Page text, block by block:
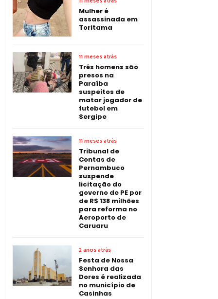
Mulher é
assassinada em
Toritama
11 meses atrás
Três homens são
presos na
Paraíba
suspeitos de
matar jogador de
futebol em
Sergipe
11 meses atrás
Tribunal de
Contas de
Pernambuco
suspende
licitação do
governo de PE por
de R$ 138 milhões
para reforma no
Aeroporto de
Caruaru
2 anos atrás
Festa de Nossa
Senhora das
Dores é realizada
no município de
Casinhas